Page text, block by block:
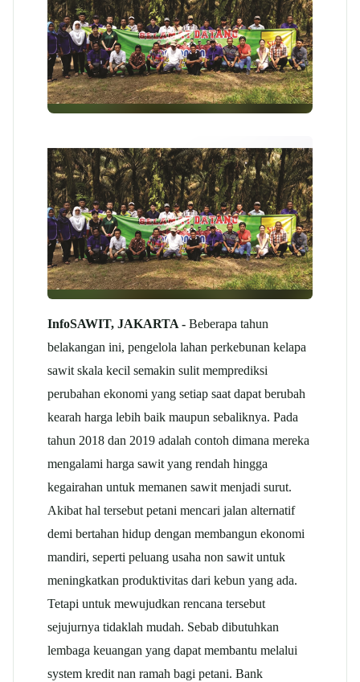
InfoSAWIT, JAKARTA - Beberapa tahun
belakangan ini, pengelola lahan perkebunan kelapa
sawit skala kecil semakin sulit memprediksi
perubahan ekonomi yang setiap saat dapat berubah
kearah harga lebih baik maupun sebaliknya. Pada
tahun 2018 dan 2019 adalah contoh dimana mereka
mengalami harga sawit yang rendah hingga
kegairahan untuk memanen sawit menjadi surut.
Akibat hal tersebut petani mencari jalan alternatif
demi bertahan hidup dengan membangun ekonomi
mandiri, seperti peluang usaha non sawit untuk
meningkatkan produktivitas dari kebun yang ada.
Tetapi untuk mewujudkan rencana tersebut
sejujurnya tidaklah mudah. Sebab dibutuhkan
lembaga keuangan yang dapat membantu melalui
system kredit nan ramah bagi petani. Bank